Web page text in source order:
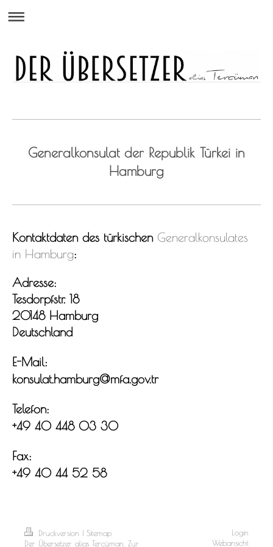
Generalkonsulat der Republik Türkei in
Hamburg
Kontaktdaten des türkischen Generalkonsulates
in Hamburg:
Adresse:
Tesdorpfstr. 18
20148 Hamburg
Deutschland
E-Mail:
konsulat.hamburg@mfa.gov.tr
Telefon:
+49 40 448 03 30
Fax:
+49 40 44 52 58
Druckversion
Sitemap
Der Übersetzer alias Tercüman. Zur
Login
Webansicht